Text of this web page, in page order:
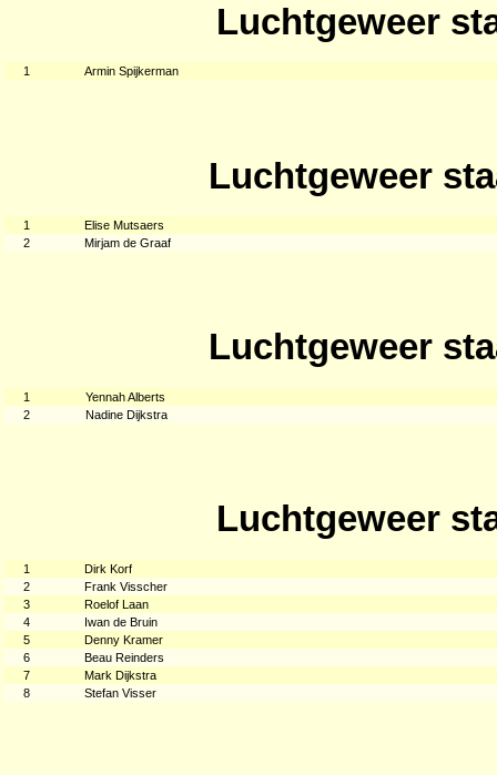
Luchtgeweer
1 Armin Spijkerman
Luchtgeweer
1
Elise Mutsaers
2
Mirjam de Graaf
Luchtgeweer
1
Yennah Alberts
2
Nadine Dijkstra
Luchtgeweer
1
Dirk Korf
2
Frank Visscher
3
Roelof Laan
4
Iwan de Bruin
5
Denny Kramer
6
Beau Reinders
7
Mark Dijkstra
8
Stefan Visser